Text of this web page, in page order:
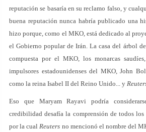
reputación se basaría en su reclamo falso, y
buena reputación nunca habría publicado una
hizo porque, como el MKO, está dedicado al
el Gobierno popular de Irán. La casa del árbol
compuesta por el MKO, los monarcas
impulsores estadounidenses del MKO, John
como la reina Isabel II del Reino Unido... y
Eso que Maryam Rayavi podría
credibilidad desafía la comprensión de todos los
por la cualReuters no mencionó el nombre del